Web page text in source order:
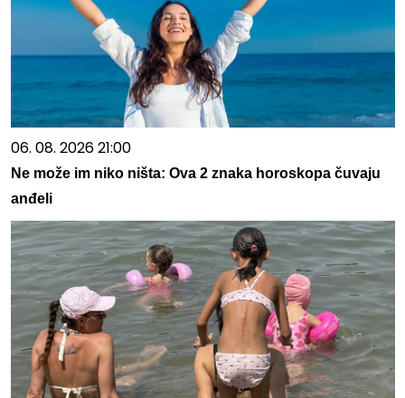
06. 08. 2026 21:00
Ne može im niko ništa: Ova 2 znaka horoskopa čuvaju
anđeli